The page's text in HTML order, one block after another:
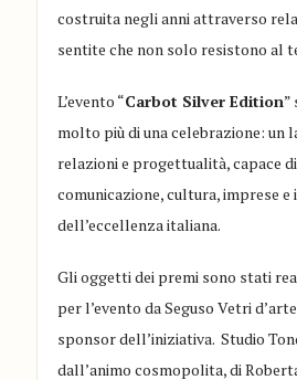
costruita negli anni attraverso
sentite che non solo resistono al
L’evento “Carbot Silver Edition”
molto più di una celebrazione: un
relazioni e progettualità, capace
comunicazione, cultura, imprese
dell’eccellenza italiana.
Gli oggetti dei premi sono stati
per l’evento daSeguso Vetri
sponsor dell’iniziativa.Studio
dall’animo cosmopolita, di